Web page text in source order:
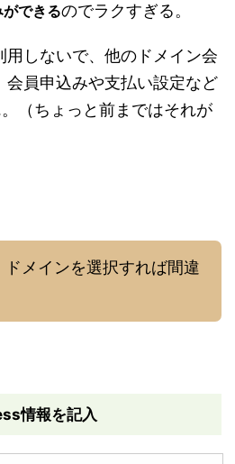
できるのでラクすぎる。
用しないで、他のドメイン会
会員申込みや支払い設定など
（ちょっと前まではそれが
ドメインを選択すれば間違
情報を記入